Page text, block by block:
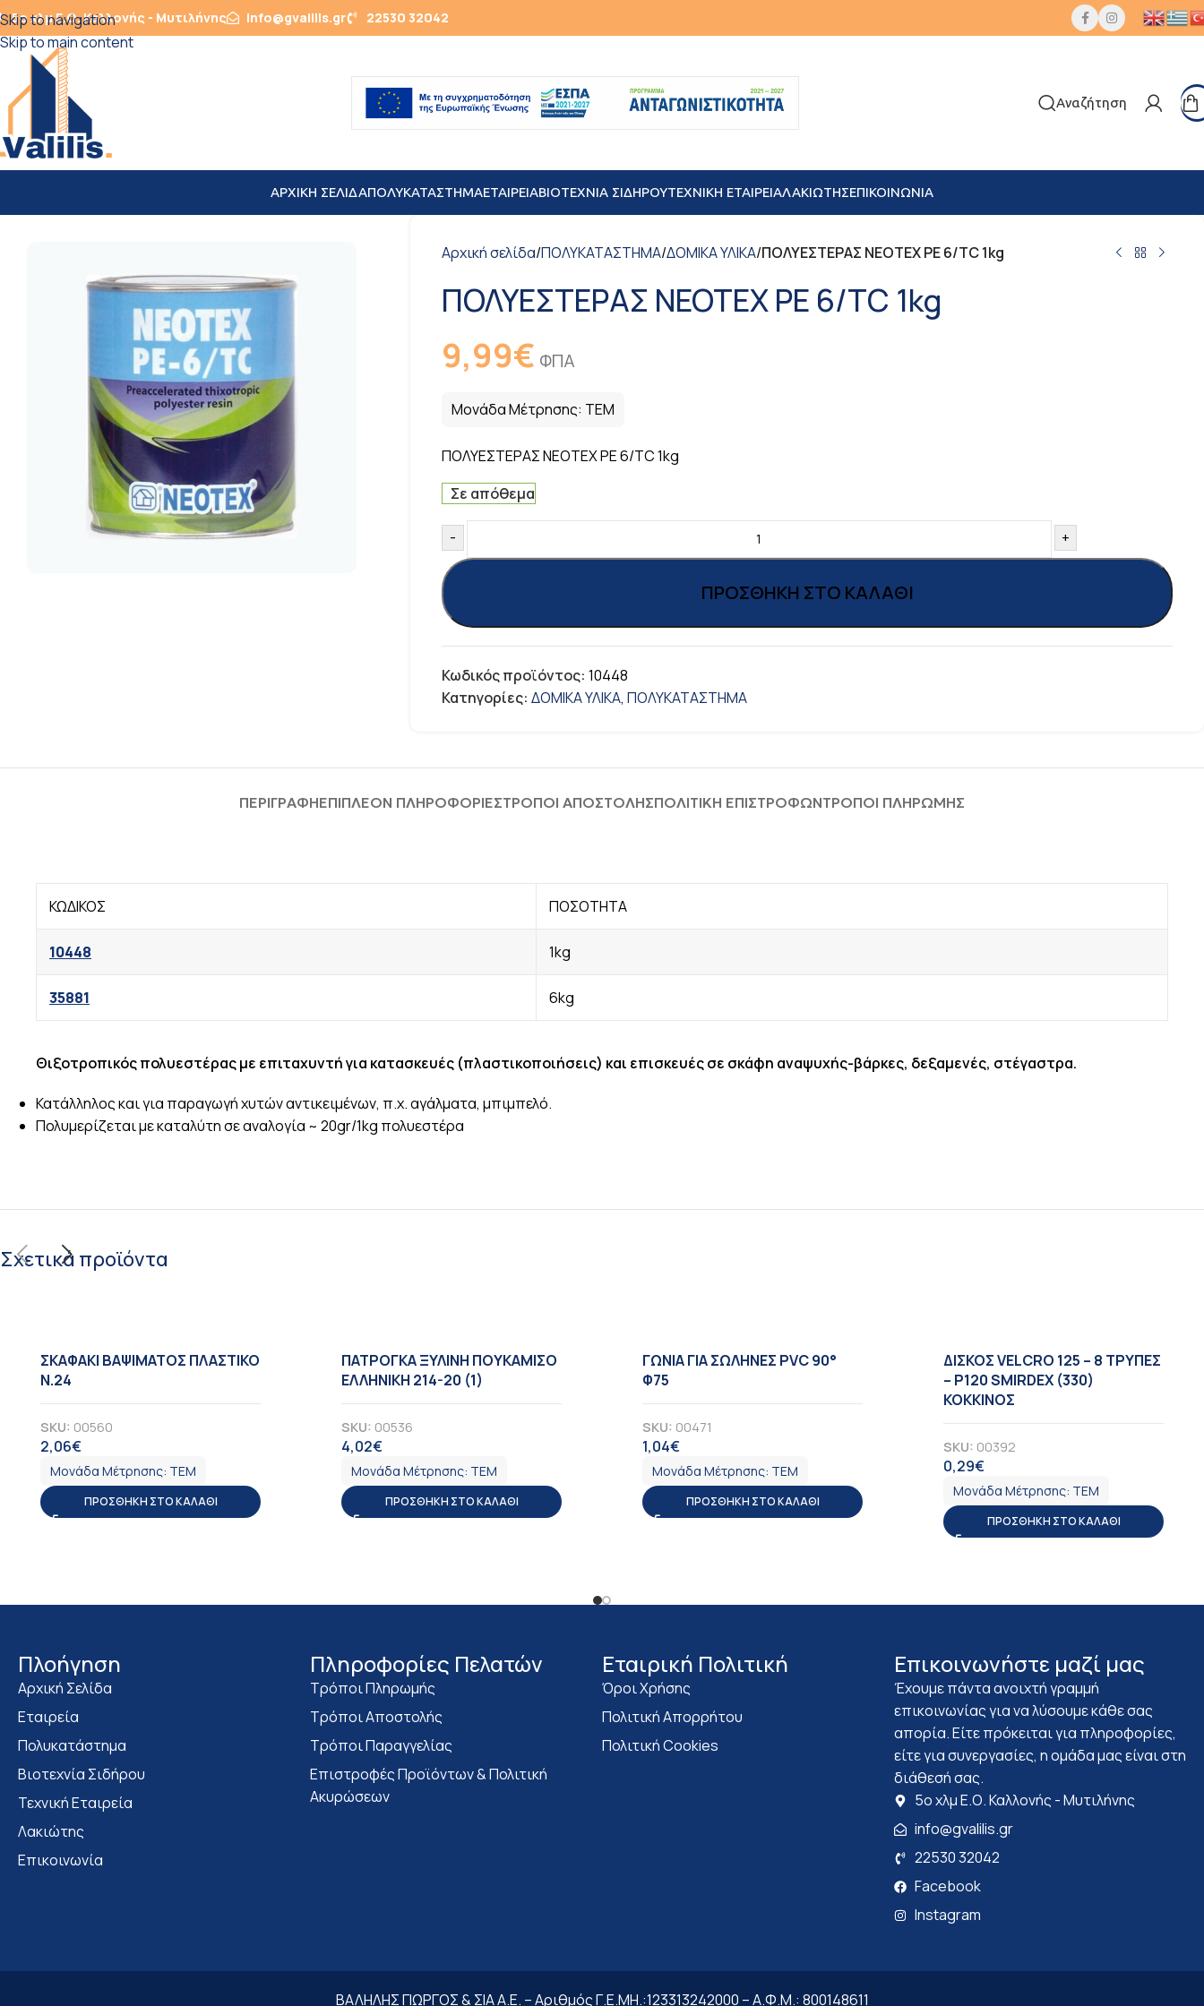
Skip to navigation
Skip to main content
5ο χλμ Ε.Ο. Καλλονής - Μυτιλήνης info@gvalilis.gr 22530 32042
Αναζήτηση
ΑΡΧΙΚΗ ΣΕΛΙΔΑΠΟΛΥΚΑΤΑΣΤΗΜΑΕΤΑΙΡΕΙΑΒΙΟΤΕΧΝΙΑ ΣΙΔΗΡΟΥTEXNIKH ΕΤΑΙΡΕΙΑΛΑΚΙΩΤΗΣΕΠΙΚΟΙΝΩΝΙΑ
Αρχική σελίδα/ΠΟΛΥΚΑΤΑΣΤΗΜΑ/ΔΟΜΙΚΑ ΥΛΙΚΑ/ΠΟΛΥΕΣΤΕΡΑΣ NEOTEX PE 6/TC 1kg
ΠΟΛΥΕΣΤΕΡΑΣ NEOTEX PE 6/TC 1kg
9,99€ ΦΠΑ
Μονάδα Μέτρησης: ΤΕΜ
ΠΟΛΥΕΣΤΕΡΑΣ NEOTEX PE 6/TC 1kg
Σε απόθεμα
- +
ΠΡΟΣΘΉΚΗ ΣΤΟ ΚΑΛΆΘΙ
Κωδικός προϊόντος: 10448
Κατηγορίες: ΔΟΜΙΚΑ ΥΛΙΚΑ, ΠΟΛΥΚΑΤΑΣΤΗΜΑ
ΠΕΡΙΓΡΑΦΉΕΠΙΠΛΈΟΝ ΠΛΗΡΟΦΟΡΊΕΣΤΡΟΠΟΙ ΑΠΟΣΤΟΛΗΣΠΟΛΙΤΙΚΗ ΕΠΙΣΤΡΟΦΩΝΤΡΟΠΟΙ ΠΛΗΡΩΜΗΣ
ΚΩΔΙΚΟΣ ΠΟΣΟΤΗΤΑ
10448 1kg
35881 6kg
Θιξοτροπικός πολυεστέρας με επιταχυντή για κατασκευές (πλαστικοποιήσεις) και επισκευές σε σκάφη αναψυχής-βάρκες, δεξαμενές, στέγαστρα.
Κατάλληλος και για παραγωγή χυτών αντικειμένων, π.χ. αγάλματα, μπιμπελό.
Πολυμερίζεται με καταλύτη σε αναλογία ~ 20gr/1kg πολυεστέρα
Σχετικά προϊόντα
ΣΚΑΦΑΚΙ ΒΑΨΙΜΑΤΟΣ ΠΛΑΣΤΙΚΟ
Ν.24
SKU: 00560
2,06€
Μονάδα Μέτρησης: ΤΕΜ
ΠΡΟΣΘΉΚΗ ΣΤΟ ΚΑΛΆΘΙ
ΠΑΤΡΟΓΚΑ ΞΥΛΙΝΗ ΠΟΥΚΑΜΙΣΟ
ΕΛΛΗΝΙΚΗ 214-20 (1)
SKU: 00536
4,02€
Μονάδα Μέτρησης: ΤΕΜ
ΠΡΟΣΘΉΚΗ ΣΤΟ ΚΑΛΆΘΙ
ΓΩΝΙΑ ΓΙΑ ΣΩΛΗΝΕΣ PVC 90°
Φ75
SKU: 00471
1,04€
Μονάδα Μέτρησης: ΤΕΜ
ΠΡΟΣΘΉΚΗ ΣΤΟ ΚΑΛΆΘΙ
ΔΙΣΚΟΣ VELCRO 125 – 8 TΡΥΠΕΣ
– Ρ120 SMIRDEX (330)
ΚΟΚΚΙΝΟΣ
SKU: 00392
0,29€
Μονάδα Μέτρησης: ΤΕΜ
ΠΡΟΣΘΉΚΗ ΣΤΟ ΚΑΛΆΘΙ
Πλοήγηση
Αρχική Σελίδα
Εταιρεία
Πολυκατάστημα
Bιοτεχνία Σιδήρου
Τεχνική Εταιρεία
Λακιώτης
Επικοινωνία
Πληροφορίες Πελατών
Τρόποι Πληρωμής
Τρόποι Αποστολής
Τρόποι Παραγγελίας
Επιστροφές Προϊόντων & Πολιτική
Ακυρώσεων
Eταιρική Πολιτική
Όροι Χρήσης
Πολιτική Απορρήτου
Πολιτική Cookies
Επικοινωνήστε μαζί μας
Έχουμε πάντα ανοιχτή γραμμή
επικοινωνίας για να λύσουμε κάθε σας
απορία. Είτε πρόκειται για πληροφορίες,
είτε για συνεργασίες, η ομάδα μας είναι στη
διάθεσή σας.
5ο χλμ Ε.Ο. Καλλονής - Μυτιλήνης
info@gvalilis.gr
22530 32042
Facebook
Instagram
ΒΑΛΗΛΗΣ ΓΙΩΡΓΟΣ & ΣΙΑ Α.Ε. – Αριθμός Γ.Ε.ΜΗ.:123313242000 – Α.Φ.Μ.: 800148611